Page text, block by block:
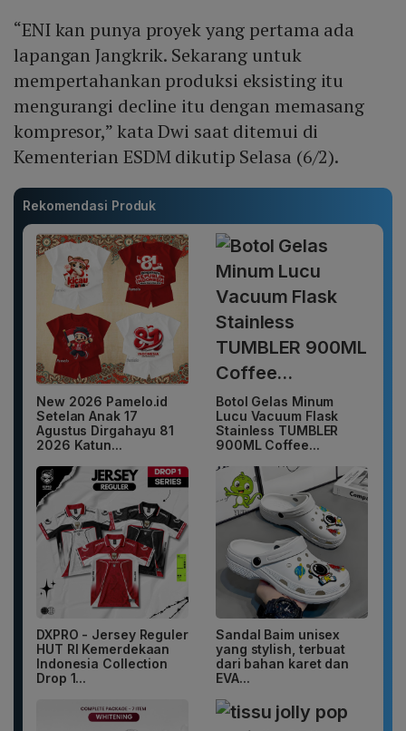
“ENI kan punya proyek yang pertama ada
lapangan Jangkrik. Sekarang untuk
mempertahankan produksi eksisting itu
mengurangi decline itu dengan memasang
kompresor,” kata Dwi saat ditemui di
Kementerian ESDM dikutip Selasa (6/2).
Rekomendasi Produk
New 2026 Pamelo.id
Setelan Anak 17
Agustus Dirgahayu 81
2026 Katun...
Botol Gelas Minum
Lucu Vacuum Flask
Stainless TUMBLER
900ML Coffee...
DXPRO - Jersey Reguler
HUT RI Kemerdekaan
Indonesia Collection
Drop 1...
Sandal Baim unisex
yang stylish, terbuat
dari bahan karet dan
EVA...